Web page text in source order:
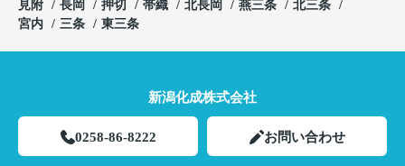
見附
長岡 押切 帯織 北長岡 燕三条
北三条
宮内
三条 東三条
新潟化成株式会社
0258-86-8222 お問い合わせ